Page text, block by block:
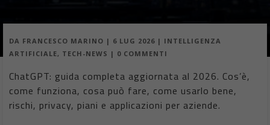
DA FRANCESCO MARINO | 6 LUG 2026 | INTELLIGENZA
ARTIFICIALE, TECH-NEWS | 0 COMMENTI
ChatGPT: guida completa aggiornata al 2026. Cos’è,
come funziona, cosa può fare, come usarlo bene,
rischi, privacy, piani e applicazioni per aziende.